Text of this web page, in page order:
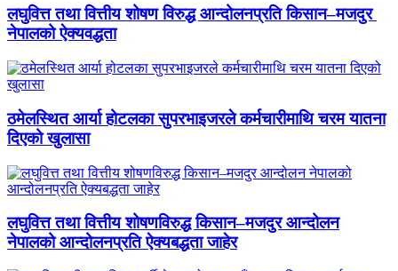
लघुवित्त तथा वित्तीय शोषण विरुद्ध आन्दोलनप्रति किसान–मजदुर
नेपालको ऐक्यवद्धता
ठमेलस्थित आर्या होटलका सुपरभाइजरले कर्मचारीमाथि चरम यातना
दिएको खुलासा
लघुवित्त तथा वित्तीय शोषणविरुद्ध किसान–मजदुर आन्दोलन
नेपालको आन्दोलनप्रति ऐक्यबद्धता जाहेर